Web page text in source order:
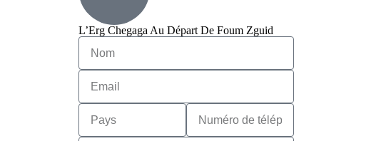
L’Erg Chegaga Au Départ De Foum Zguid